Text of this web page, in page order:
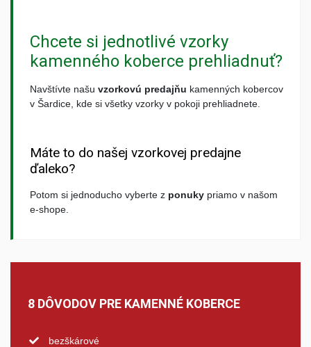
Chcete si jednotlivé vzorky
kamenného koberce prehliadnuť?
Navštívte našu vzorkovú predajňu kamenných kobercov
v Šardice, kde si všetky vzorky v pokoji prehliadnete.
Máte to do našej vzorkovej predajne
ďaleko?
Potom si jednoducho vyberte z ponuky priamo v našom
e-shope.
8 DÔVODOV PRE KAMENNÉ KOBERCE
bezškárové